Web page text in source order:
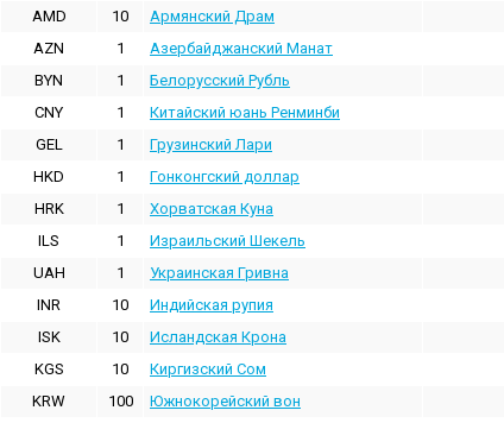
AMD
10 Армянский Драм
AZN
1 Азербайджанский Манат
BYN
1 Белорусский Рубль
CNY
1 Китайский юань Ренминби
GEL
1 Грузинский Лари
HKD
1 Гонконгский доллаp
HRK
1 Хорватская Куна
ILS
1 Израильский Шекель
UAH
1 Украинская Гривна
INR
10 Индийская pупия
ISK
10 Исландская Крона
KGS
10 Киргизский Сом
KRW
100 Южнокорейский вон